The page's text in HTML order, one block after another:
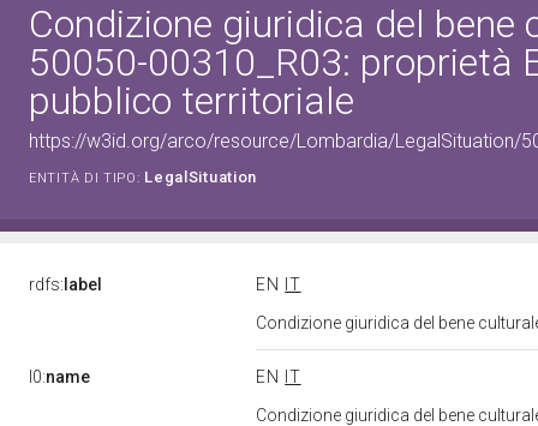
Condizione giuridica del bene
50050-00310_R03: proprietà
pubblico territoriale
https://w3id.org/arco/resource/Lombardia/LegalSituation/
ENTITÀ DI TIPO: LegalSituation
rdfs: label EN
IT
Condizione giuridica del bene
l0:name EN
IT
Condizione giuridica del bene